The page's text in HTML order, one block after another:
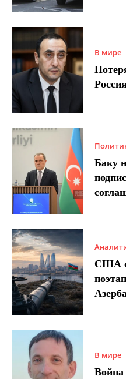
В мире
Баку
США
В мире
Война